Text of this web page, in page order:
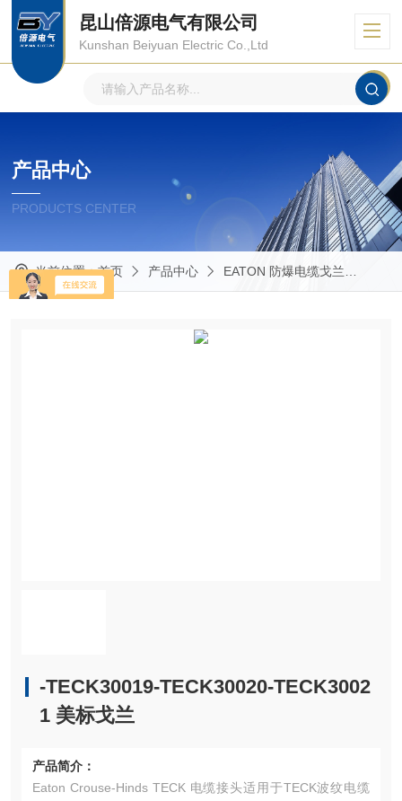
昆山倍源电气有限公司
Kunshan Beiyuan Electric Co.,Ltd
产品中心
PRODUCTS CENTER
当前位置：首页 产品中心 EATON 防爆电缆戈兰
-TECK30019-TECK30020-TECK3002
1 美标戈兰
产品简介：
Eaton Crouse-Hinds TECK 电缆接头适用于TECK波纹电缆